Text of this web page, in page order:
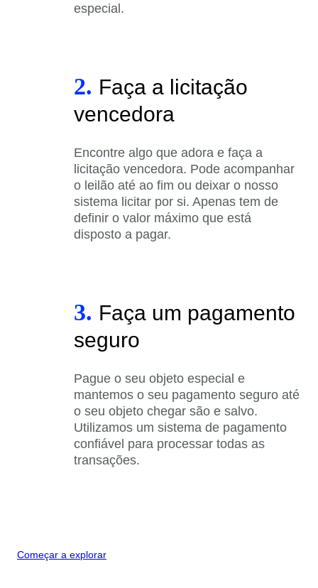
especial.
2. Faça a licitação
vencedora
Encontre algo que adora e faça a
licitação vencedora. Pode acompanhar
o leilão até ao fim ou deixar o nosso
sistema licitar por si. Apenas tem de
definir o valor máximo que está
disposto a pagar.
3. Faça um pagamento
seguro
Pague o seu objeto especial e
mantemos o seu pagamento seguro até
o seu objeto chegar são e salvo.
Utilizamos um sistema de pagamento
confiável para processar todas as
transações.
Começar a explorar